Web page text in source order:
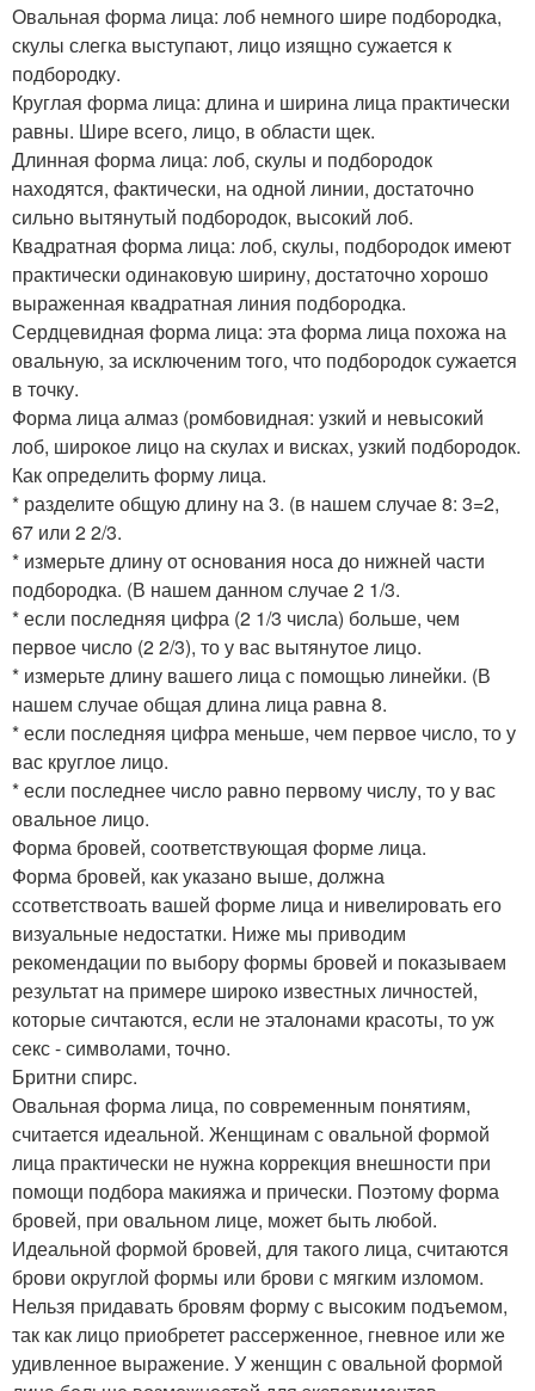
Овальная форма лица: лоб немного шире подбородка,
скулы слегка выступают, лицо изящно сужается к
подбородку.
Круглая форма лица: длина и ширина лица практически
равны. Шире всего, лицо, в области щек.
Длинная форма лица: лоб, скулы и подбородок
находятся, фактически, на одной линии, достаточно
сильно вытянутый подбородок, высокий лоб.
Квадратная форма лица: лоб, скулы, подбородок имеют
практически одинаковую ширину, достаточно хорошо
выраженная квадратная линия подбородка.
Сердцевидная форма лица: эта форма лица похожа на
овальную, за исключеним того, что подбородок сужается
в точку.
Форма лица алмаз (ромбовидная: узкий и невысокий
лоб, широкое лицо на скулах и висках, узкий подбородок.
Как определить форму лица.
* разделите общую длину на 3. (в нашем случае 8: 3=2,
67 или 2 2/3.
* измерьте длину от основания носа до нижней части
подбородка. (В нашем данном случае 2 1/3.
* если последняя цифра (2 1/3 числа) больше, чем
первое число (2 2/3), то у вас вытянутое лицо.
* измерьте длину вашего лица с помощью линейки. (В
нашем случае общая длина лица равна 8.
* если последняя цифра меньше, чем первое число, то у
вас круглое лицо.
* если последнее число равно первому числу, то у вас
овальное лицо.
Форма бровей, соответствующая форме лица.
Форма бровей, как указано выше, должна
ссответствоать вашей форме лица и нивелировать его
визуальные недостатки. Ниже мы приводим
рекомендации по выбору формы бровей и показываем
результат на примере широко известных личностей,
которые сичтаются, если не эталонами красоты, то уж
секс - символами, точно.
Бритни спирс.
Овальная форма лица, по современным понятиям,
считается идеальной. Женщинам с овальной формой
лица практически не нужна коррекция внешности при
помощи подбора макияжа и прически. Поэтому форма
бровей, при овальном лице, может быть любой.
Идеальной формой бровей, для такого лица, считаются
брови округлой формы или брови с мягким изломом.
Нельзя придавать бровям форму с высоким подъемом,
так как лицо приобретет рассерженное, гневное или же
удивленное выражение. У женщин с овальной формой